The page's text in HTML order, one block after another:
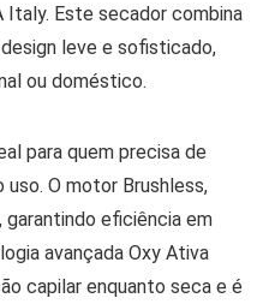
Italy. Este secador combina
leve e sofisticado,
ou doméstico.
para quem precisa de
O motor Brushless,
eficiência em
avançada Oxy Ativa
capilar enquanto seca e é